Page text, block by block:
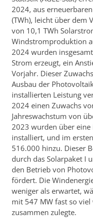
2024, aus
(TWh), leicht über dem
von 10,1 TWh
Windstromproduktion
2024 wurden
Strom erzeugt, ein
Vorjahr. Dieser
Ausbau der
installierten Leistung
2024 einen Zuwachs
Jahreswachstum von
2023 wurden über eine
installiert, und im
516.000 hinzu. Dieser
durch das Solarpaket I
den Betrieb von
fördert. Die
weniger als erwartet,
mit 547 MW fast so
zusammen zulegte.